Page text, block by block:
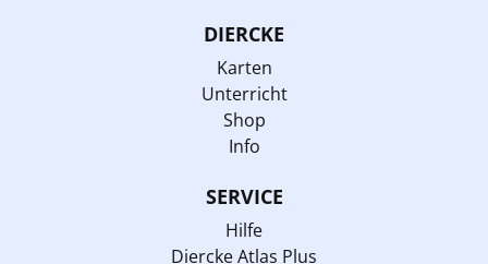
DIERCKE
Karten
Unterricht
Shop
Info
SERVICE
Hilfe
Diercke Atlas Plus